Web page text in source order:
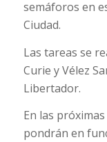
semáforos en
Ciudad.
Las tareas se
Curie y Vélez
Libertador.
En las
pondrán en